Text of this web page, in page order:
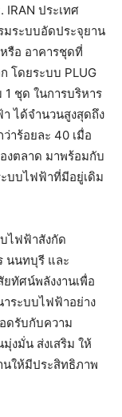
IRAN ประเทศ
มระบบอัดประจุยาน
รือ อาคารชุดที่
โดยระบบ PLUG
ชุด ในการบริหาร
ได้จำนวนสูงสุดถึง
าร้อยละ 40 เมื่อ
งตลาด มาพร้อมกับ
ะบบไฟฟ้าที่มีอยู่เดิม
ไฟฟ้าสังกัด
นนทบุรี และ
ทัศน์พลังงานเพื่อ
ระบบไฟฟ้าอย่าง
ดรับกับความ
งมั่น ส่งเสริม ให้
นให้มีประสิทธิภาพ